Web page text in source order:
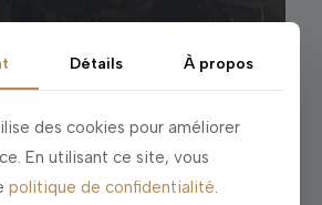
Comedy club –
OCTOBRE
Détails À propos
des cookies pour améliorer
En utilisant ce site, vous
politique de confidentialité.